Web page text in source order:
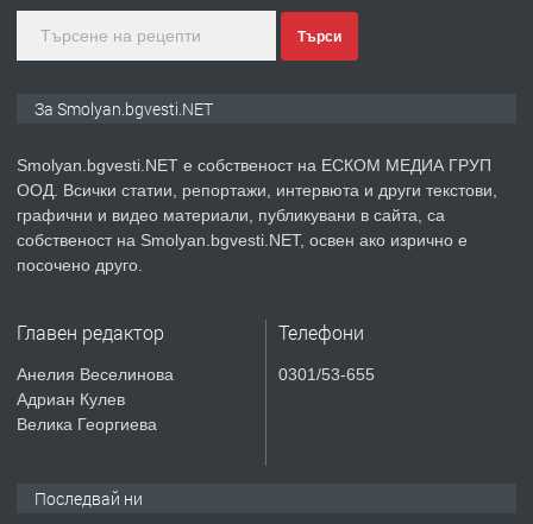
преди 2 години
ПРЕДЛАГА КЪЩА В МАРОНЯ
ТЪРСИ
Търси
За Smolyan.bgvesti.NET
Smolyan.bgvesti.NET е собственост на ЕСКОМ МЕДИА ГРУП
ООД. Всички статии, репортажи, интервюта и други текстови,
графични и видео материали, публикувани в сайта, са
собственост на Smolyan.bgvesti.NET, освен ако изрично е
посочено друго.
Главен редактор
Анелия Веселинова
Адриан Кулев
Велика Георгиева
Телефони
0301/53-655
Последвай ни